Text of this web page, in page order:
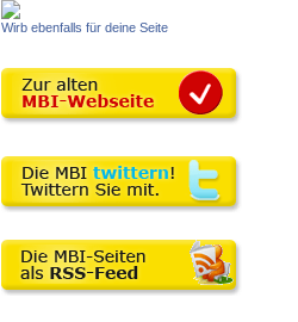
Wirb ebenfalls für deine Seite